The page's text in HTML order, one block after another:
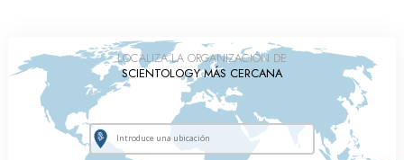
LOCALIZA LA ORGANIZACIÓN DE
SCIENTOLOGY MÁS CERCANA